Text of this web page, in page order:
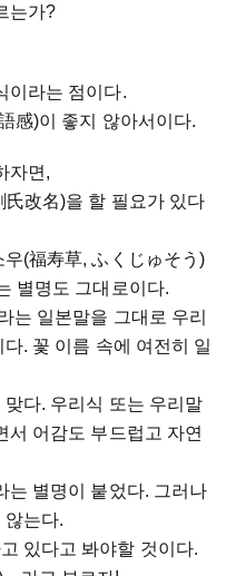
는가?
이라는 점이다.
感)이 좋지 않아서이다.
자면,
改名)을 할 필요가 있다
우(福寿草, ふくじゅそう)
별명도 그대로이다.
는 일본말을 그대로 우리
. 꽃 이름 속에 여전히 일
다. 우리식 또는 우리말
서 어감도 부드럽고 자연
는 별명이 붙었다. 그러나
않는다.
있다고 봐야할 것이다.